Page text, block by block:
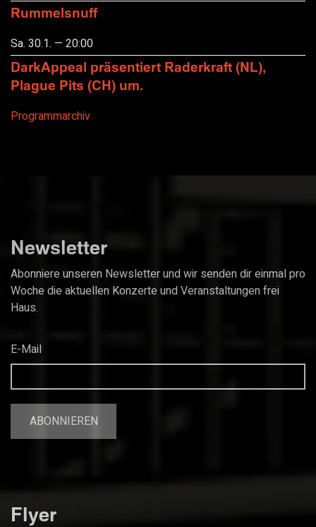
Rummelsnuff
Sa. 30.1. — 20:00
DarkAppeal präsentiert Raderkraft (NL),
Plague Pits (CH) um.
Programmarchiv
Newsletter
Abonniere unseren Newsletter und wir senden dir einmal pro
Woche die aktuellen Konzerte und Veranstaltungen frei
Haus.
E-Mail
Flyer